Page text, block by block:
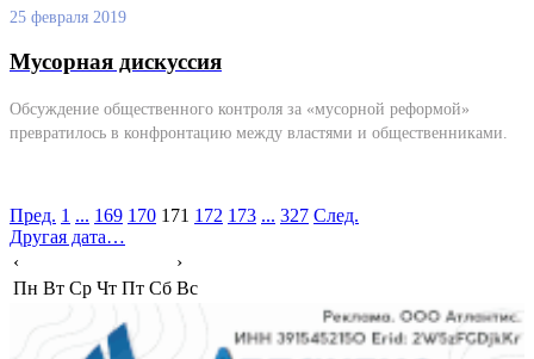
25 февраля 2019
Мусорная дискуссия
Обсуждение общественного контроля за «мусорной реформой»
превратилось в конфронтацию между властями и общественниками.
Пред. 1 ... 169 170 171 172 173 ... 327 След.
Другая дата…
‹
›
Пн Вт Ср Чт Пт Сб Вс